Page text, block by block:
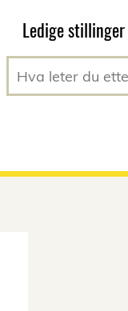
Ledige stillinger